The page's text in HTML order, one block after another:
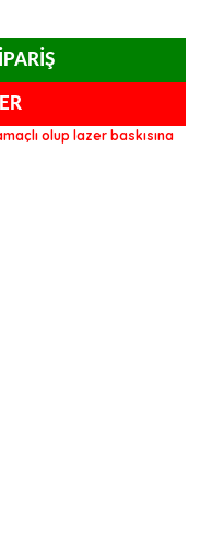
olup lazer baskısına